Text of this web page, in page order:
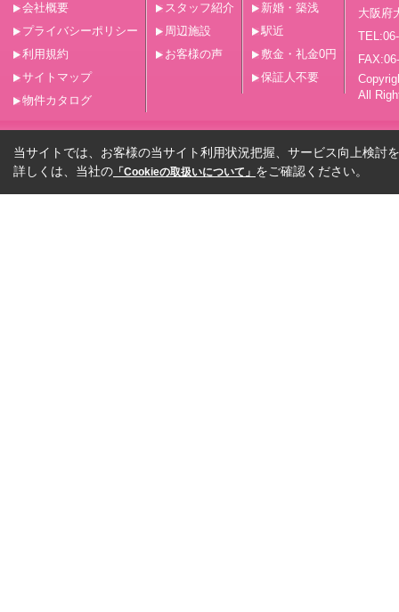
会社概要
プライバシーポリシー
利用規約
サイトマップ
物件カタログ
スタッフ紹介
周辺施設
お客様の声
新婚・築浅
駅近
敷金・礼金0円
保証人不要
大阪府
All
当サイトでは、お客様の当サイト利用状況把握、サービス向上検討
詳しくは、当社の 「Cookieの取扱いについて」 をご確認ください。